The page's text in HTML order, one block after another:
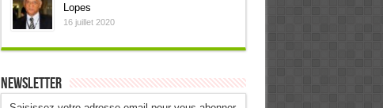
Lopes
16 juillet 2020
Newsletter